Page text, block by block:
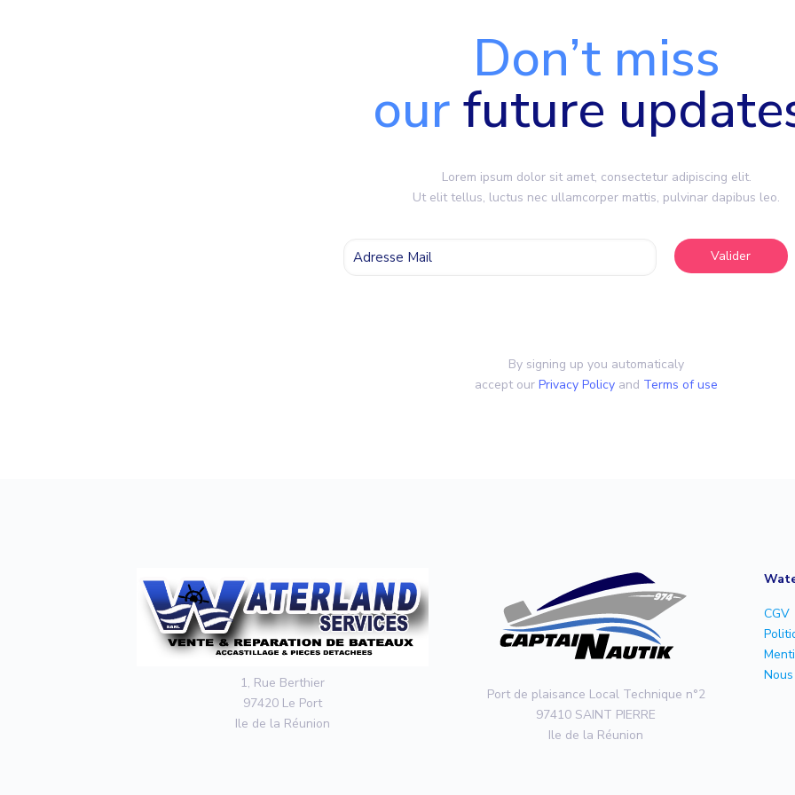
Don’t miss
ourfuture
Lorem ipsum dolor sit amet, consectetur adipiscing elit.
Ut elit tellus, luctus nec ullamcorper mattis, pulvinar dapibus leo.
By signing up you automaticaly
accept our Privacy Policy and Terms of use
1, Rue Berthier
97420 Le Port
Ile de la Réunion
Port de plaisance Local Technique n°2
97410 SAINT PIERRE
Ile de la Réunion
CGV